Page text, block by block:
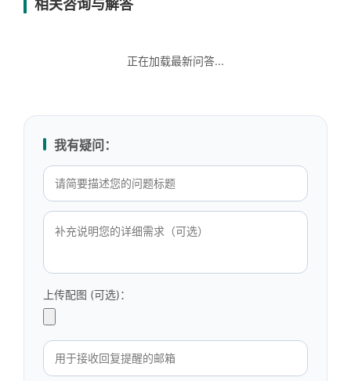
相关咨询与解答
正在加载最新问答...
我有疑问：
上传配图 (可选)：